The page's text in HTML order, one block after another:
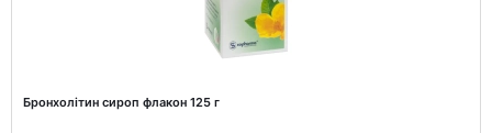
Бронхолітин сироп флакон 125 г